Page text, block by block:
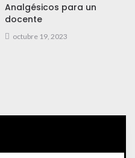
Analgésicos para un
docente
octubre 19, 2023